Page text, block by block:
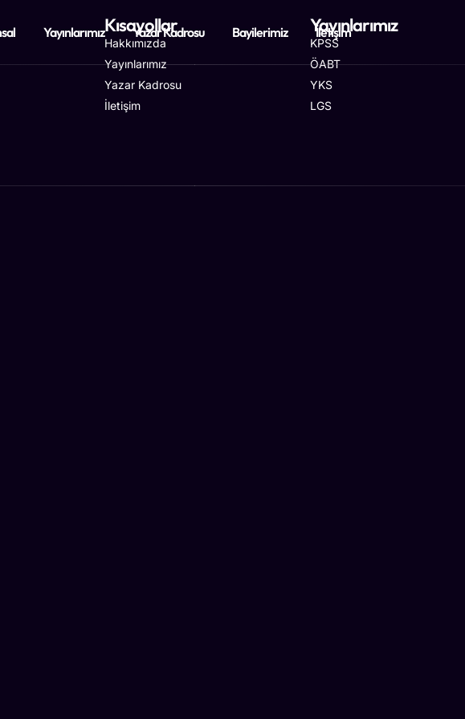
Yayınlarımız Yazar Kadrosu Bayilerimiz İletişim
Kısayollar
Hakkımızda
Yayınlarımız
Yazar Kadrosu
İletişim
Yayınlarımız
KPSS
ÖABT
YKS
LGS